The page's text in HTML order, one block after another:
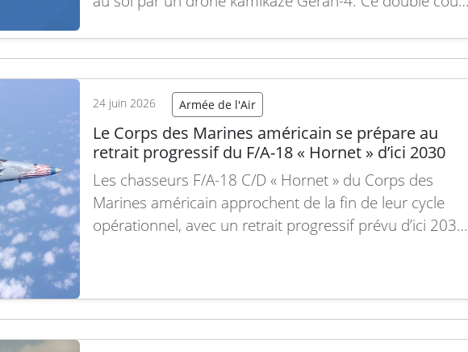
flotte ukrainienne face aux nouvelles menaces russes,
24 juin 2026 Armée de l'Air
Le Corps des Marines américain se prépare au
retrait progressif du F/A-18 « Hornet » d’ici 2030
Les chasseurs F/A-18 C/D « Hornet » du Corps des
Marines américain approchent de la fin de leur cycle
opérationnel, avec un retrait progressif prévu d’ici 2030.
Lire la suite